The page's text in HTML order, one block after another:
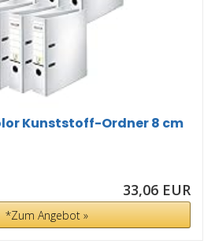
Kunststoff-Ordner 8 cm
33,06 EUR
*Zum Angebot »